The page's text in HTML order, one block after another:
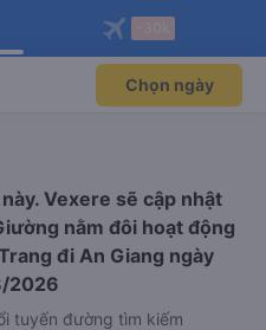
ngay!
viên độc
Mở app
máy bay qua
Mở app
Chọn ngày
Vexere sẽ cập nhật
nằm đôi hoạt động
đi An Giang ngày
2026
tuyến đường tìm kiếm